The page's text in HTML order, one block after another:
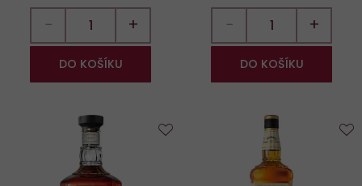
− +
DO KOŠÍKU
− +
DO KOŠÍKU